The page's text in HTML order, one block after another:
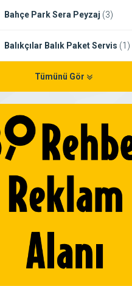
Bahçe Park Sera Peyzaj (3)
Balıkçılar Balık Paket Servis (1)
Tümünü Gör